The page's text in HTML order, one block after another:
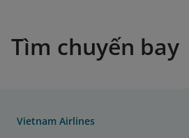
Tìm chuyến bay
Vietnam Airlines